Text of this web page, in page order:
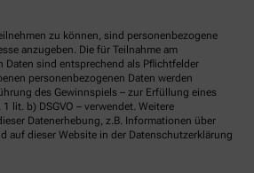
zu können, sind personenbezogene
anzugeben. Die für Teilnahme am
Daten sind entsprechend als Pflichtfelder
personenbezogenen Daten werden
des Gewinnspiels – zur Erfüllung eines
lit. b) DSGVO – verwendet. Weitere
Datenerhebung, z.B. Informationen über
auf dieser Website in der Datenschutzerklärung